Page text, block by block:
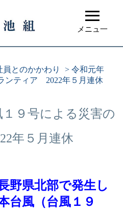
≡
メニュ一
員とのかかわり > 令和元年
ンティア 2022年５月連休
９号による災害の
年５月連休
野県北部で発生し
風（台風１９